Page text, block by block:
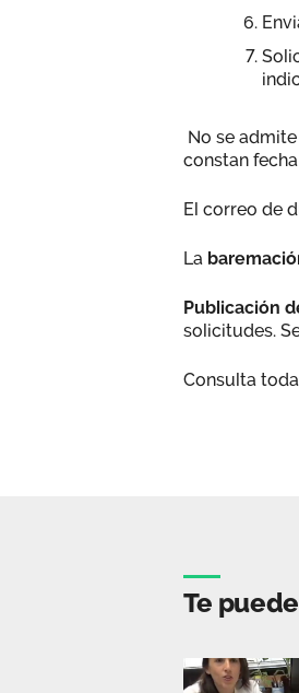
No se
constan
El correo de
La
Publicación
solicitudes.
Consulta
Te